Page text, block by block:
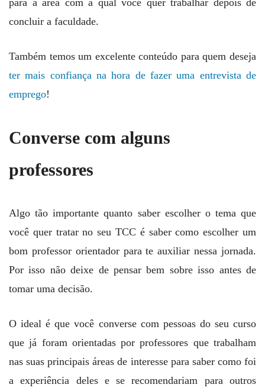
para a área com a qual você quer trabalhar depois de
concluir a faculdade.
Também temos um excelente conteúdo para quem deseja
ter mais confiança na hora de fazer uma entrevista de
emprego!
Converse com alguns
professores
Algo tão importante quanto saber escolher o tema que
você quer tratar no seu TCC é saber como escolher um
bom professor orientador para te auxiliar nessa jornada.
Por isso não deixe de pensar bem sobre isso antes de
tomar uma decisão.
O ideal é que você converse com pessoas do seu curso
que já foram orientadas por professores que trabalham
nas suas principais áreas de interesse para saber como foi
a experiência deles e se recomendariam para outros